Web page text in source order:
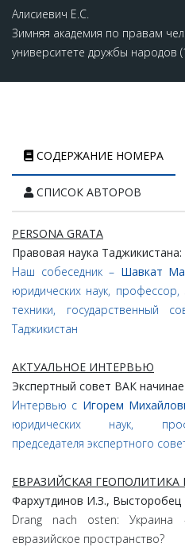
Алисиевич Е.С.
Зимняя академия по правам
университете дружбы народов
СОДЕРЖАНИЕ НОМЕРА
СПИСОК АВТОРОВ
PERSONA GRATA
Правовая наука
Наш собеседник – Шавкат
юридических наук, профессор,
техники, государственный
Таджикистан
АКТУАЛЬНОЕ ИНТЕРВЬЮ
Экспертный совет ВАК
Интервью c Игорем
юридических наук,
председателя экспертного
ЕВРАЗИЙСКАЯ
Фархутдинов И.З., Высторобец
Drang nach osten: Украина
евразийское пространство?